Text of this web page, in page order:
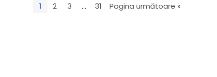
1 2 3 … 31 Pagina următoare »